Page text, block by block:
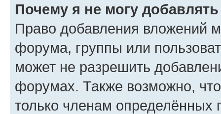
Почему я не могу
Право добавления вложений
форума, группы или
может не разрешить
форумах. Также возможно,
только членам определённых